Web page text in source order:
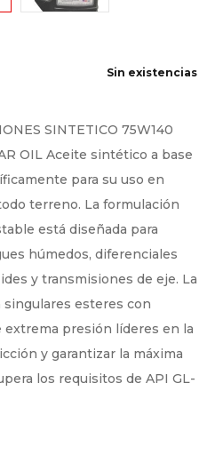
Sin existencias
SINTETICO 75W140
OIL Aceite sintético a base
para su uso en
terreno. La formulación
está diseñada para
húmedos, diferenciales
y transmisiones de eje. La
esteres con
presión líderes en la
y garantizar la máxima
los requisitos de API GL-